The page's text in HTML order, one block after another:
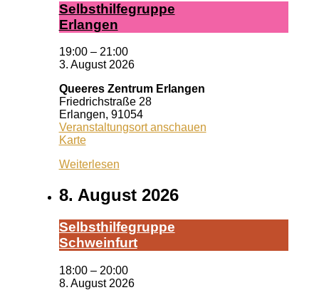
Selbst­hil­fe­grup­pe
Er­lan­gen
19:00 – 21:00
3. August 2026
Queeres Zentrum Erlangen
Friedrichstraße 28
Erlangen, 91054
Veranstaltungsort anschauen
KarteQueeres
Erlangen
Weiterlesen
8. August 2026
Selbst­hil­fe­grup­pe
Schwein­furt
18:00 – 20:00
8. August 2026